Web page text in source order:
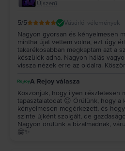
Újszerű
5/5 Vásárlói vélemények
Nagyon gyorsan és kényelmesen
mintha újat vettem volna, ezt úgy
takarékosabban megkaptam azt a
készülék adna. Nagyon hálás
vissza nézek erre az oldalra.
A Rejoy válasza
Köszönjük, hogy ilyen részletesen
tapasztalatodat 😊 Örülünk, hogy a
kényelmesen megérkezett, és
szinte újként szolgált, de
Nagyon örülünk a bizalmadnak,
🤗✨